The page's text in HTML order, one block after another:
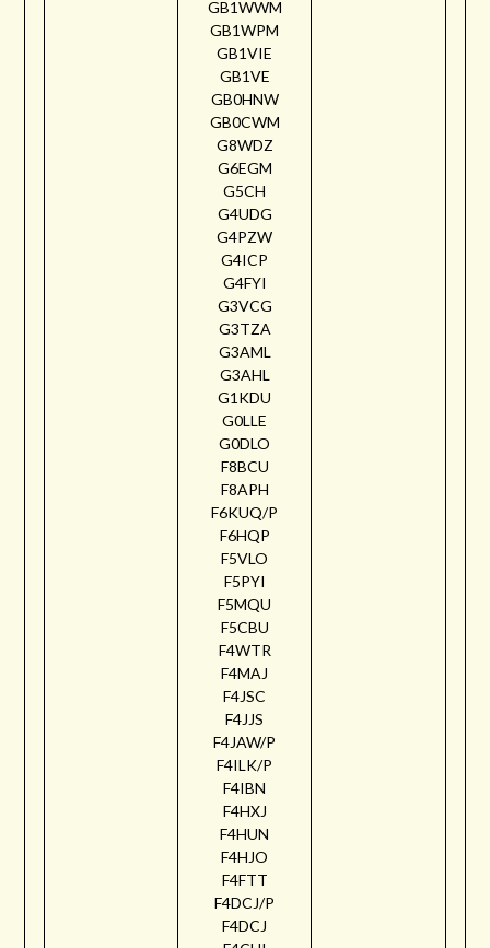
GB1WWM
GB1WPM
GB1VIE
GB1VE
GB0HNW
GB0CWM
G8WDZ
G6EGM
G5CH
G4UDG
G4PZW
G4ICP
G4FYI
G3VCG
G3TZA
G3AML
G3AHL
G1KDU
G0LLE
G0DLO
F8BCU
F8APH
F6KUQ/P
F6HQP
F5VLO
F5PYI
F5MQU
F5CBU
F4WTR
F4MAJ
F4JSC
F4JJS
F4JAW/P
F4ILK/P
F4IBN
F4HXJ
F4HUN
F4HJO
F4FTT
F4DCJ/P
F4DCJ